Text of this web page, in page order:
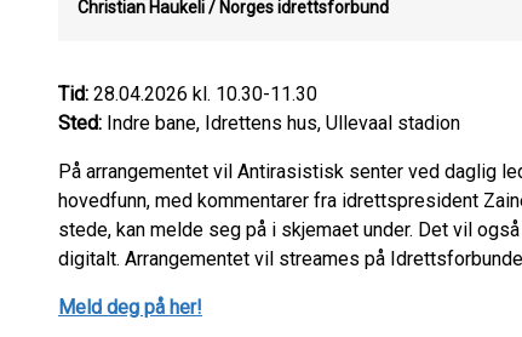
Christian Haukeli / Norges idrettsforbund
Tid: 28.04.2026 kl. 10.30-11.30
Sted: Indre bane, Idrettens hus, Ullevaal stadion
På arrangementet vil Antirasistisk senter ved daglig
hovedfunn, med kommentarer fra idrettspresident
stede, kan melde seg på i skjemaet under. Det vil
digitalt. Arrangementet vil streames på
Meld deg på her!